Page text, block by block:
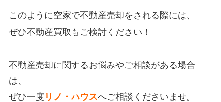
このように空家で不動産売却をされる際には、
ぜひ不動産買取もご検討ください！
不動産売却に関するお悩みやご相談がある場合
は、
ぜひ一度 リノ・ハウスへご相談くださいませ。